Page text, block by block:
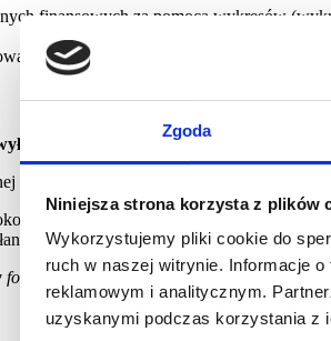
Zgoda
Niniejsza strona korzysta z plików
Wykorzystujemy pliki cookie do
ruch w naszej witrynie. Informacje
reklamowym i analitycznym.
uzyskanymi podczas korzystania z
finansowych za pomocą wykresów
z użyciem scenariuszy,
w formie elektronicznej.
uwagi na wpisywane do formularza dane -
na podstawie faktury VAT,
elektronicznie na adres wskazany w
formule wirtualnej. Dlatego ważne jest, by